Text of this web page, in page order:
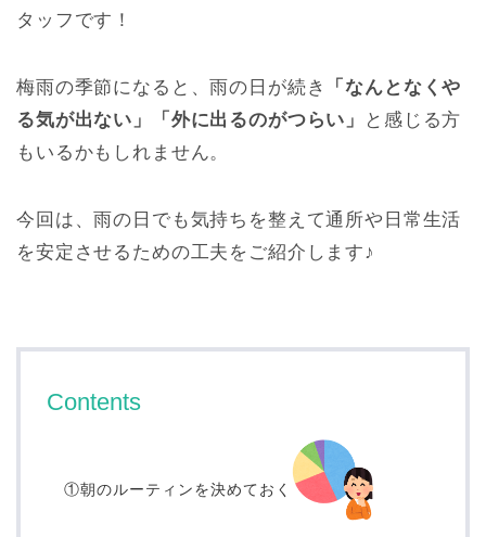
タッフです！
梅雨の季節になると、雨の日が続き
「なんとなくや
る気が出ない」「外に出るのがつらい」
と感じる方
もいるかもしれません。
今回は、雨の日でも気持ちを整えて通所や日常生活
を安定させるための工夫をご紹介します♪
Contents
①朝のルーティンを決めておく